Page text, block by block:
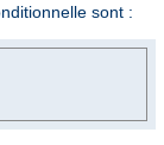
sont :